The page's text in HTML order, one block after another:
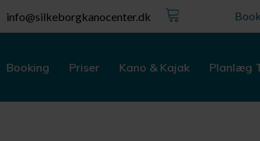
info@silkeborgkanocenter.dk Kurv
Booking Priser Kano & Kajak Planlæg